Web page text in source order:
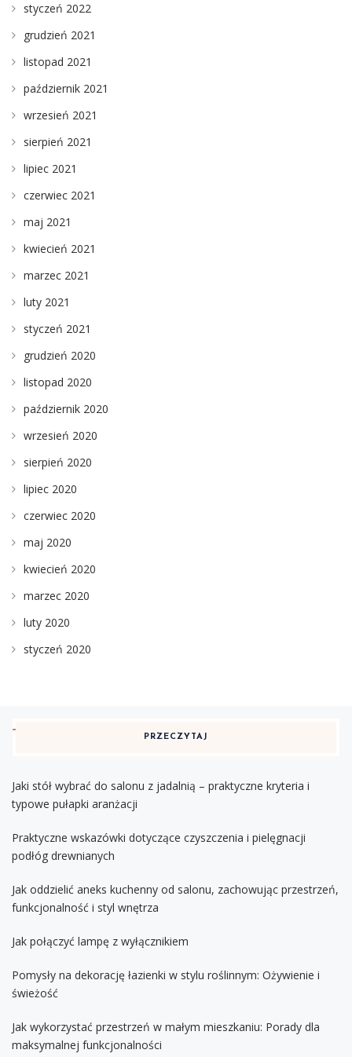
styczeń 2022
grudzień 2021
listopad 2021
październik 2021
wrzesień 2021
sierpień 2021
lipiec 2021
czerwiec 2021
maj 2021
kwiecień 2021
marzec 2021
luty 2021
styczeń 2021
grudzień 2020
listopad 2020
październik 2020
wrzesień 2020
sierpień 2020
lipiec 2020
czerwiec 2020
maj 2020
kwiecień 2020
marzec 2020
luty 2020
styczeń 2020
PRZECZYTAJ
Jaki stół wybrać do salonu z jadalnią – praktyczne kryteria i
typowe pułapki aranżacji
Praktyczne wskazówki dotyczące czyszczenia i pielęgnacji
podłóg drewnianych
Jak oddzielić aneks kuchenny od salonu, zachowując przestrzeń,
funkcjonalność i styl wnętrza
Jak połączyć lampę z wyłącznikiem
Pomysły na dekorację łazienki w stylu roślinnym: Ożywienie i
świeżość
Jak wykorzystać przestrzeń w małym mieszkaniu: Porady dla
maksymalnej funkcjonalności